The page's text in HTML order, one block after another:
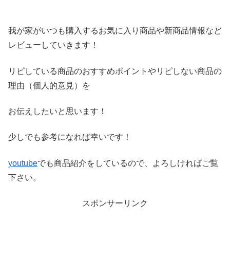
我が家がいつも購入するお気に入り商品や新商品情報など
レビ ューしていきます！
リピしている商品のおすすめポイントやリピしない商品の
理由（個人的意見）を
お伝えしたいと思います！
少しでも参考になれば幸いです！
youtubeでも商品紹介をしているので、よろしければご覧
下さい。
スポンサーリンク